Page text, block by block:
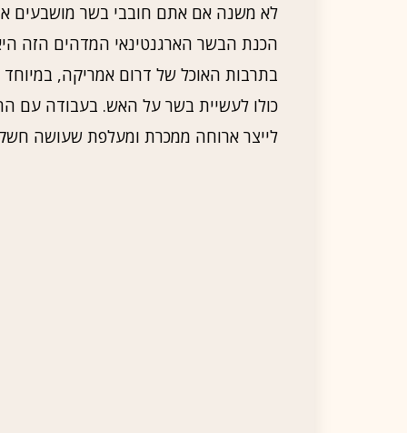
לא משנה אם אתם חובבי בשר מושבעים
הכנת הבשר הארגנטינאי המדהים הזה
בתרבות האוכל של דרום אמריקה,
כולו לעשיית בשר על האש. בעבודה עם
לייצר ארוחה ממכרת ומעלפת שעושה